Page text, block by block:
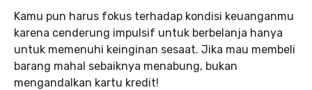
Kamu pun harus fokus terhadap kondisi keuanganmu
karena cenderung impulsif untuk berbelanja hanya
untuk memenuhi keinginan sesaat. Jika mau membeli
barang mahal sebaiknya menabung, bukan
mengandalkan kartu kredit!